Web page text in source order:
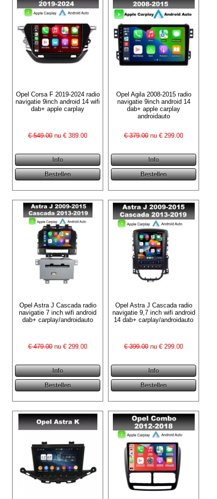
Opel Corsa F 2019-2024 radio
navigatie 9inch android 14 wifi
dab+ apple carplay
€ 549.00 nu €389.00
Opel Agila 2008-2015 radio
navigatie 9inch android 14
dab+ apple carplay
androidauto
€ 379.00nu € 299.00
Opel Astra J Cascada radio
navigatie 7 inch wifi android
dab+ carplay/androidauto
€ 479.00 nu € 299.00
Opel Astra J Cascada radio
navigatie 9,7 inch wifi android
14 dab+ carplay/androidauto
€ 399.00nu € 299.00